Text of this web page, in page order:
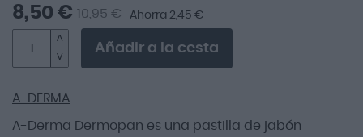
comienzo
de
galería
de
A-DERMA
A-Derma Dermopan es una pastilla de jabón
8,50 € 10,95 € Ahorra 2,45 €
Añadir a la cesta